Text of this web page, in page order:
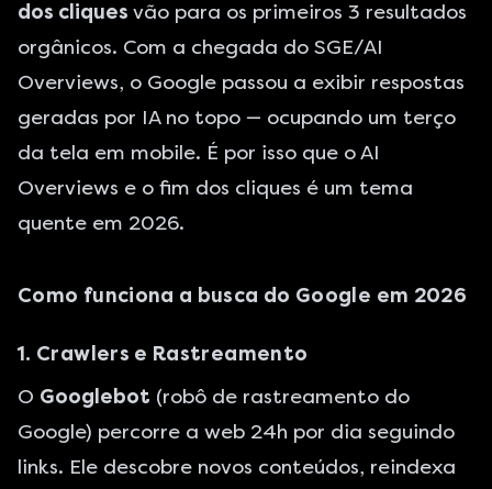
dos cliques vão para os primeiros 3 resultados
orgânicos. Com a chegada do SGE/AI
Overviews, o Google passou a exibir respostas
geradas por IA no topo — ocupando um terço
da tela em mobile. É por isso que oAI
Overviews e o fim dos cliques é um tema
quente em 2026.
Como funciona a busca do Google em 2026
1. Crawlers e Rastreamento
O Googlebot (robô de rastreamento do
Google) percorre a web 24h por dia seguindo
links. Ele descobre novos conteúdos, reindexa